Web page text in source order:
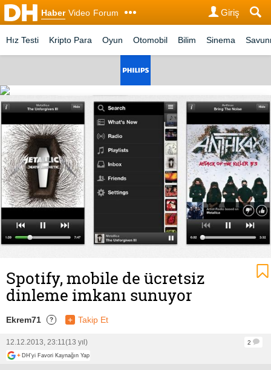
Haber Video Forum Giriş
Hız Testi Kripto Para Oyun Otomobil Bilim Sinema
Spotify, mobile de ücretsiz
dinleme imkanı sunuyor
Ekrem71 ? + Takip Et
12.12.2013, 23:11 (13 yıl)
2
+ DH'yi Favori Kaynağın Yap